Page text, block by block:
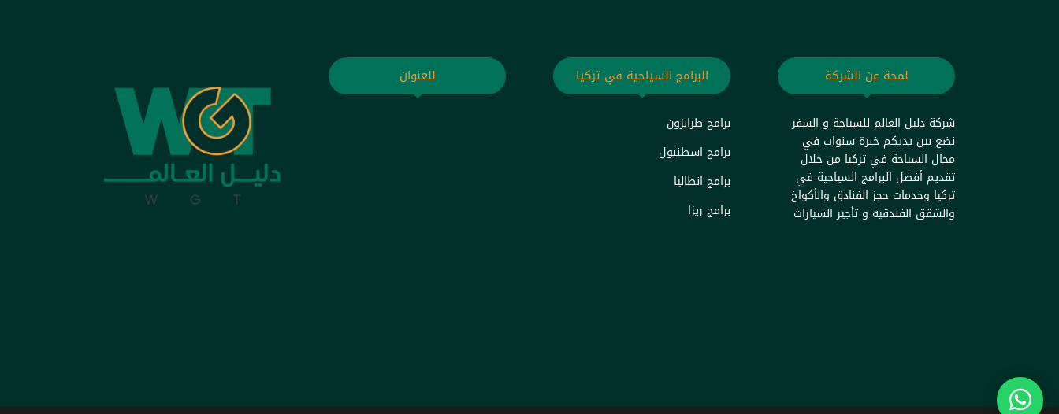
لمحة عن الشركة
شركة دليل العالم للسياحة و السفر
نضع بين يديكم خبرة سنوات في
مجال السياحة في تركيا من خلال
تقديم أفضل البرامج السياحية في
تركيا وخدمات حجز الفنادق والأكواخ
والشقق الفندقية و تأجير السيارات
البرامج السياحية في تركيا
برامج طرابزون
برامج اسطنبول
برامج انطاليا
برامج ريزا
للعنوان